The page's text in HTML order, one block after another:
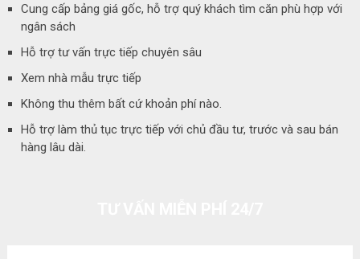
Cung cấp bảng giá gốc, hỗ trợ quý khách tìm căn phù hợp với
ngân sách
Hỗ trợ tư vấn trực tiếp chuyên sâu
Xem nhà mẫu trực tiếp
Không thu thêm bất cứ khoản phí nào.
Hỗ trợ làm thủ tục trực tiếp với chủ đầu tư, trước và sau bán
hàng lâu dài.